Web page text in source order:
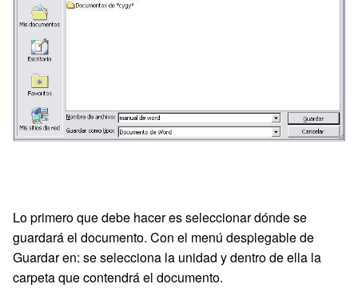
Lo primero que debe hacer es seleccionar dónde se
guardará el documento. Con el menú desplegable de
Guardar en: se selecciona la unidad y dentro de ella la
carpeta que contendrá el documento.